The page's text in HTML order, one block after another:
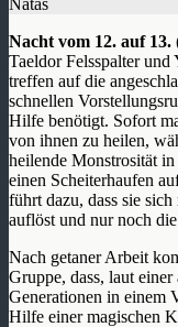
Nacht vom 12. auf
Taeldor Felsspalter
treffen auf die
schnellen
Hilfe benötigt. Sofort
von ihnen zu heilen,
heilende Monstrosität
einen Scheiterhaufen
führt dazu, dass sie
auflöst und nur noch
Nach getaner Arbeit
Gruppe, dass, laut
Generationen in einem
Hilfe einer magischen